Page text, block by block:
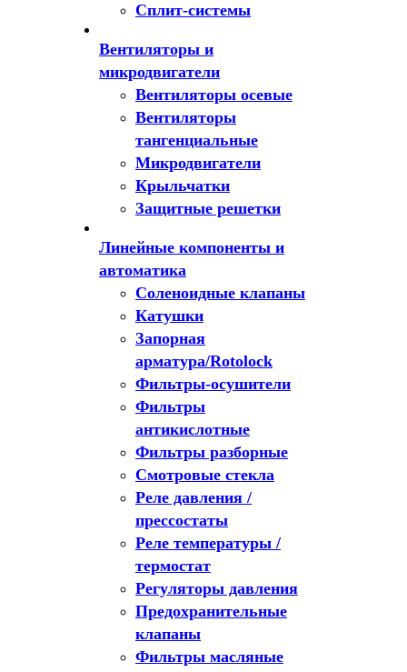
Сплит-системы
Вентиляторы и
микродвигатели
Вентиляторы осевые
Вентиляторы
тангенциальные
Микродвигатели
Крыльчатки
Защитные решетки
Линейные компоненты и
автоматика
Соленоидные клапаны
Катушки
Запорная
арматура/Rotolock
Фильтры-осушители
Фильтры
антикислотные
Фильтры разборные
Смотровые стекла
Реле давления /
прессостаты
Реле температуры /
термостат
Регуляторы давления
Предохранительные
клапаны
Фильтры масляные